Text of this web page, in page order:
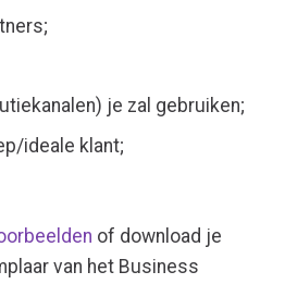
je zal gebruiken;
ideale klant;
of download je
van het Business